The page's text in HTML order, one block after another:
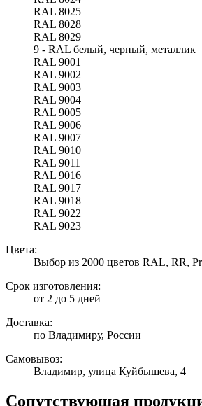
RAL 8025
RAL 8028
RAL 8029
9 - RAL белый, черный, металлик
RAL 9001
RAL 9002
RAL 9003
RAL 9004
RAL 9005
RAL 9006
RAL 9007
RAL 9010
RAL 9011
RAL 9016
RAL 9017
RAL 9018
RAL 9022
RAL 9023
Цвета:
Выбор из 2000 цветов RAL, RR,
Срок изготовления:
от 2 до 5 дней
Доставка:
по Владимиру, России
Самовывоз:
Владимир, улица Куйбышева, 4
Сопутствующая